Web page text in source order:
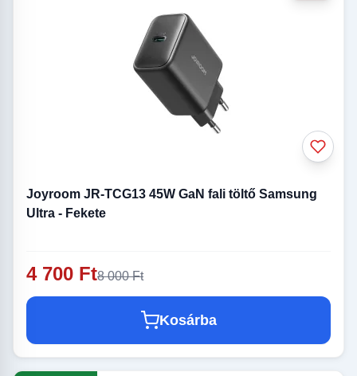
Joyroom JR-TCG13 45W GaN fali töltő Samsung
Ultra - Fekete
4 700 Ft8 000 Ft
Kosárba